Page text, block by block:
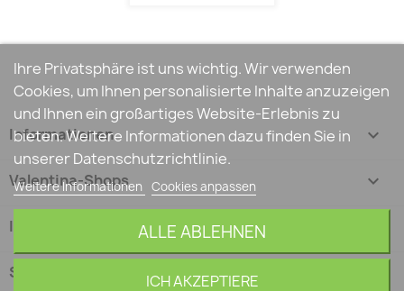
Informationen 
Valentina-Shops 
Ihr Konto
Shop-Einstellungen
Ihre Privatsphäre ist uns wichtig. Wir verwenden
Cookies, um Ihnen personalisierte Inhalte anzuzeigen
und Ihnen ein großartiges Website-Erlebnis zu
bieten. Weitere Informationen dazu finden Sie in
unserer Datenschutzrichtlinie.
Weitere Informationen Cookies anpassen
ALLE ABLEHNEN
ICH AKZEPTIERE